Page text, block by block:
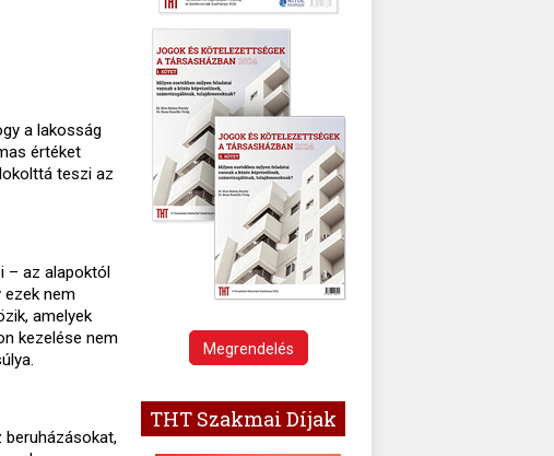
a lakosság
értéket
teszi az
– az alapoktól
ezek nem
amelyek
kezelése nem
Megrendelés
THT Szakmai Díjak